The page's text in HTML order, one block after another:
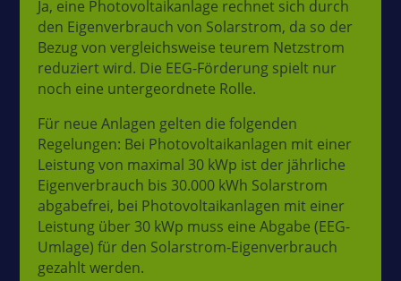
Startseite
Unsere
Leistungen
Produkte
Shop
Referenzen
Solar
Ratgeber
Ja, eine Photovoltaikanlage rechnet sich durch
den Eigenverbrauch von Solarstrom, da so der
Bezug von vergleichsweise teurem Netzstrom
reduziert wird. Die EEG-Förderung spielt nur
noch eine untergeordnete Rolle.
Für neue Anlagen gelten die folgenden
Regelungen: Bei Photovoltaikanlagen mit einer
Leistung von maximal 30 kWp ist der jährliche
Eigenverbrauch bis 30.000 kWh Solarstrom
abgabefrei, bei Photovoltaikanlagen mit einer
Leistung über 30 kWp muss eine Abgabe (EEG-
Umlage) für den Solarstrom-Eigenverbrauch
gezahlt werden.